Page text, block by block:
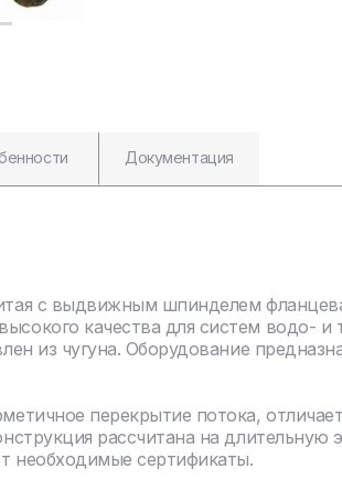
Документация
с выдвижным шпинделем
качества для систем водо-
из чугуна. Оборудование
перекрытие потока,
рассчитана на
необходимые сертификаты.